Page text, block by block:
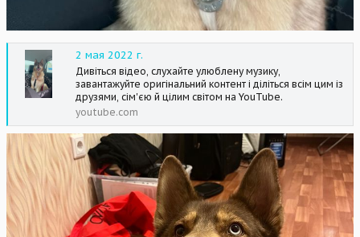
2 мая 2022 г.
Дивіться відео, слухайте улюблену музику,
завантажуйте оригінальний контент і діліться всім цим із
друзями, сім'єю й цілим світом на YouTube.
youtube.com